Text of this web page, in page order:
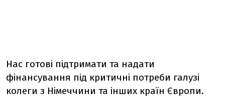
Нас готові підтримати та надати
фінансування під критичні потреби галузі
колеги з Німеччини та інших країн Європи.